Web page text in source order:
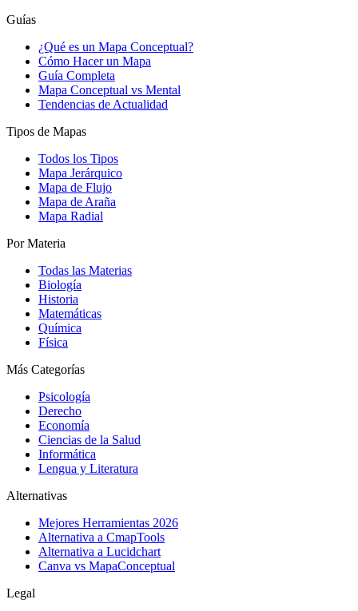
Guías
¿Qué es un Mapa Conceptual?
Cómo Hacer un Mapa
Guía Completa
Mapa Conceptual vs Mental
Tendencias de Actualidad
Tipos de Mapas
Todos los Tipos
Mapa Jerárquico
Mapa de Flujo
Mapa de Araña
Mapa Radial
Por Materia
Todas las Materias
Biología
Historia
Matemáticas
Química
Física
Más Categorías
Psicología
Derecho
Economía
Ciencias de la Salud
Informática
Lengua y Literatura
Alternativas
Mejores Herramientas 2026
Alternativa a CmapTools
Alternativa a Lucidchart
Canva vs MapaConceptual
Legal